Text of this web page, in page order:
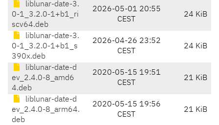
liblunar-date-3.
0-1_3.2.0-1+b1_ri
scv64.deb
2026-05-01 20:55
CEST
24 KiB
liblunar-date-3.
0-1_3.2.0-1+b1_s
390x.deb
2026-04-26 23:52
CEST
24 KiB
liblunar-date-d
ev_2.4.0-8_amd6
4.deb
2020-05-15 19:51
CEST
21 KiB
liblunar-date-d
ev_2.4.0-8_arm64.
deb
2020-05-15 19:56
CEST
21 KiB